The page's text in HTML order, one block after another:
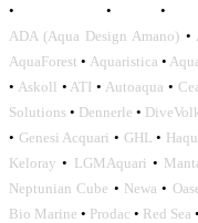
•
• •
ADA (Aqua Design Amano) •
AquaForest • Aquaristica •
• Askoll • ATI • Autoaqua •
Solutions • Dennerle •
• Genesi Acquari • GHL •
Keloray • LGMAquari •
Neptunian Cube • Newa •
Bio Marine • Prodac • Red Sea •